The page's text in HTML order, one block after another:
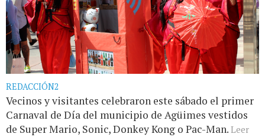
REDACCIÓN2
Vecinos y visitantes celebraron este sábado el primer
Carnaval de Día del municipio de Agüimes vestidos
de Super Mario, Sonic, Donkey Kong o Pac-Man. Leer